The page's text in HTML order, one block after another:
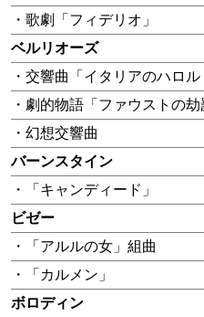
・歌劇「フィデリオ」
ベルリオーズ
・交響曲「イタリアのハロル
・劇的物語「ファウストの劫
・幻想交響曲
バーンスタイン
・「キャンディード」
ビゼー
・「アルルの女」組曲
・「カルメン」
ボロディン